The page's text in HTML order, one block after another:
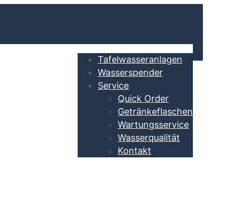
Tafelwasseranlagen
Wasserspender
Service
Quick Order
Getränkeflaschen
Wartungsservice
Wasserqualität
Kontakt